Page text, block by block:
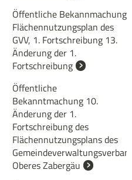
Öffentliche Bekannmachung
Flächennutzungsplan des
GVV, 1. Fortschreibung 13.
Änderung der 1.
Fortschreibung
Öffentliche
Bekanntmachung 10.
Änderung der 1.
Fortschreibung des
Flächennutzungsplans des
Gemeindeverwaltungsverbands
Oberes Zabergäu